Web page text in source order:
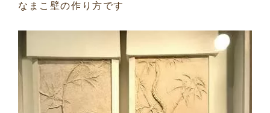
なまこ壁の作り方です